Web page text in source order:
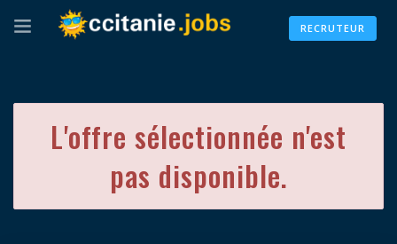
RECRUTEUR
L'offre sélectionnée n'est
pas disponible.